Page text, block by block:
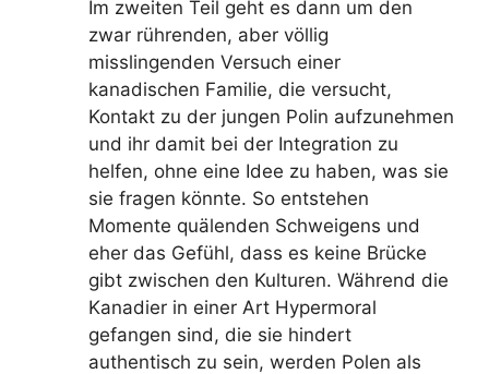
Im zweiten Teil geht es dann um den
zwar rührenden, aber völlig
misslingenden Versuch einer
kanadischen Familie, die versucht,
Kontakt zu der jungen Polin aufzunehmen
und ihr damit bei der Integration zu
helfen, ohne eine Idee zu haben, was sie
sie fragen könnte. So entstehen
Momente quälenden Schweigens und
eher das Gefühl, dass es keine Brücke
gibt zwischen den Kulturen. Während die
Kanadier in einer Art Hypermoral
gefangen sind, die sie hindert
authentisch zu sein, werden Polen als